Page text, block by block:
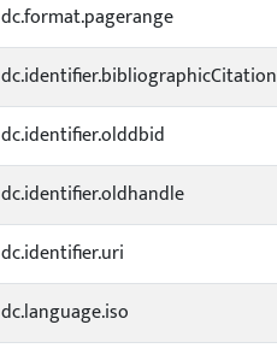
dc.format.pagerange
dc.identifier.bibliographicCitation
dc.identifier.olddbid
dc.identifier.oldhandle
dc.identifier.uri
dc.language.iso